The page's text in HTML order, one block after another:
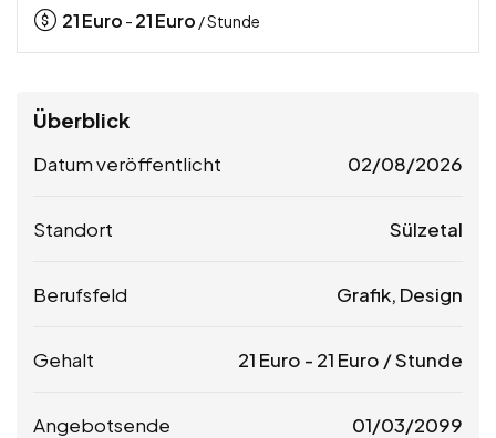
21Euro - 21Euro / Stunde
Überblick
Datum veröffentlicht 02/08/2026
Standort Sülzetal
Berufsfeld Grafik, Design
Gehalt 21 Euro - 21 Euro / Stunde
Angebotsende 01/03/2099